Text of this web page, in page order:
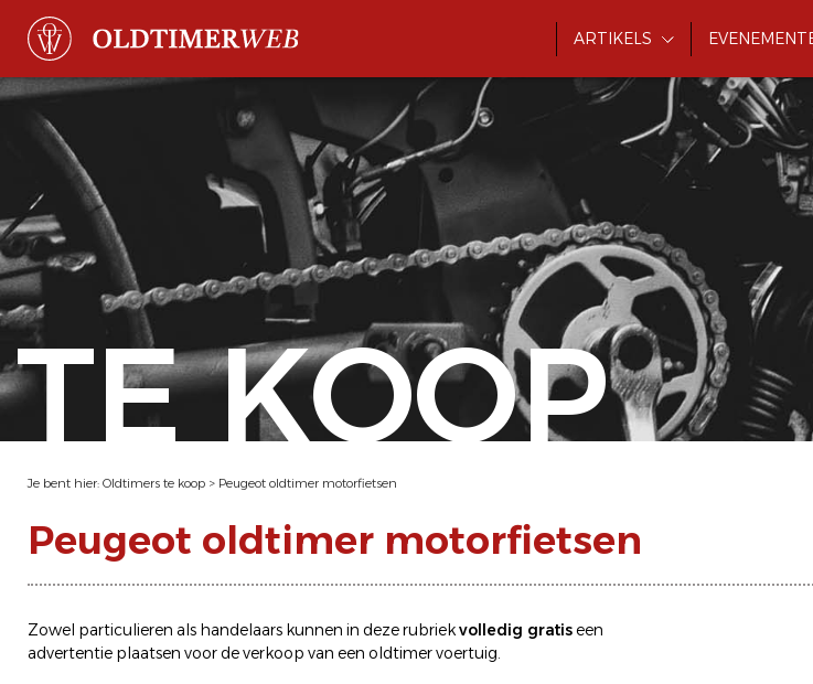
ARTIKELS
TE KOOP
Je bent hier: Oldtimers te koop > Peugeot oldtimer motorfietsen
Peugeot oldtimer motorfietsen
Zowel particulieren als handelaars kunnen in deze rubriekvolledig gratis een
advertentie plaatsen voor deverkoop van een oldtimer voertuig.